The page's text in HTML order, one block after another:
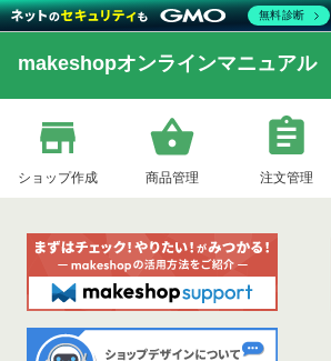
makeshopオンラインマニュアル
ショップ作成 商品管理 注文管理
無料診断